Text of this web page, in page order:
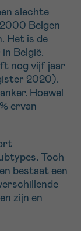
slechte
Belgen
Het is de
België.
nog vijf jaar
2020).
Hoewel
ervan
Toch
bestaat een
zijn en